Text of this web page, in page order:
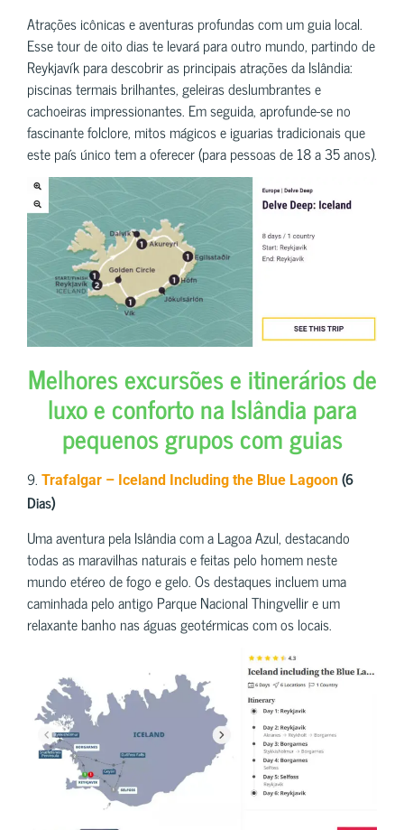
Atrações icônicas e aventuras profundas com um guia local.
Esse tour de oito dias te levará para outro mundo, partindo de
Reykjavík para descobrir as principais atrações da Islândia:
piscinas termais brilhantes, geleiras deslumbrantes e
cachoeiras impressionantes. Em seguida, aprofunde-se no
fascinante folclore, mitos mágicos e iguarias tradicionais que
este país único tem a oferecer (para pessoas de 18 a 35 anos).
Melhores excursões e itinerários de
luxo e conforto na Islândia para
pequenos grupos com guias
9. Trafalgar – Iceland Including the Blue Lagoon (6
Dias)
Uma aventura pela Islândia com a Lagoa Azul, destacando
todas as maravilhas naturais e feitas pelo homem neste
mundo etéreo de fogo e gelo. Os destaques incluem uma
caminhada pelo antigo Parque Nacional Thingvellir e um
relaxante banho nas águas geotérmicas com os locais.